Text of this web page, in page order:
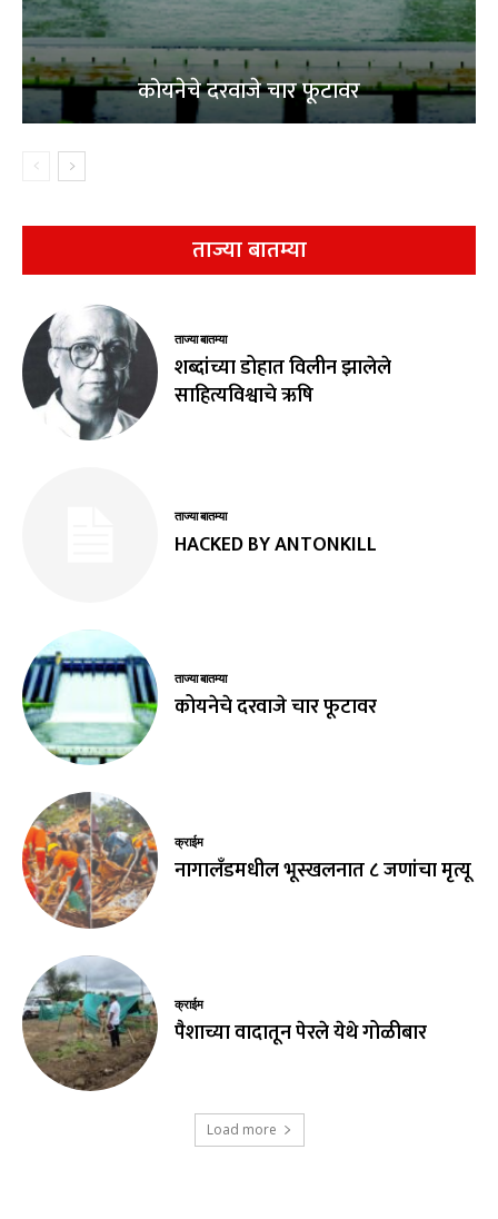
कोयनेचे दरवाजे चार फूटावर
ताज्या बातम्या
ताज्या बातम्या
शब्दांच्या डोहात विलीन झालेले
साहित्यविश्वाचे ऋषि
ताज्या बातम्या
HACKED BY ANTONKILL
ताज्या बातम्या
कोयनेचे दरवाजे चार फूटावर
क्राईम
नागालँडमधील भूस्खलनात ८ जणांचा मृत्यू
क्राईम
पैशाच्या वादातून पेरले येथे गोळीबार
Load more